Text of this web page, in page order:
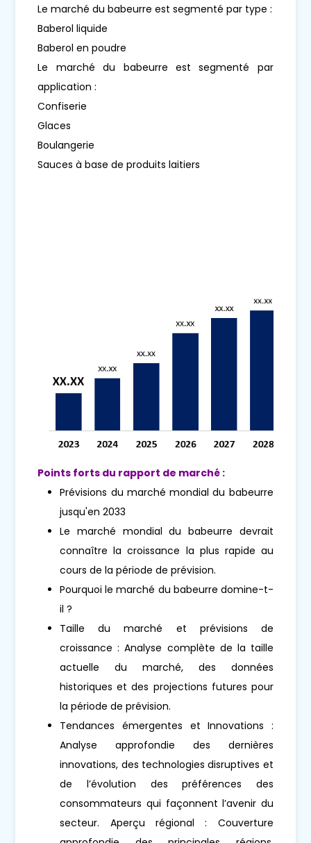
Le marché du babeurre est segmenté par type :
Baberol liquide
Baberol en poudre
Le marché du babeurre est segmenté par
application :
Confiserie
Glaces
Boulangerie
Sauces à base de produits laitiers
Points forts du rapport de marché :
Prévisions du marché mondial du babeurre
jusqu'en 2033
Le marché mondial du babeurre devrait
connaître la croissance la plus rapide au
cours de la période de prévision.
Pourquoi le marché du babeurre domine-t-
il ?
Taille du marché et prévisions de
croissance : Analyse complète de la taille
actuelle du marché, des données
historiques et des projections futures pour
la période de prévision.
Tendances émergentes et Innovations :
Analyse approfondie des dernières
innovations, des technologies disruptives et
de l’évolution des préférences des
consommateurs qui façonnent l’avenir du
secteur. Aperçu régional : Couverture